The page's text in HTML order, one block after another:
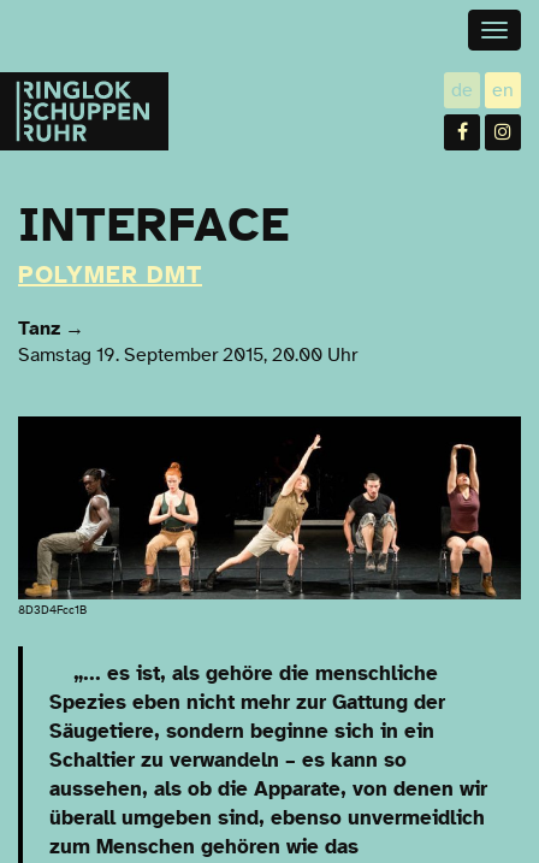
Ringlokschuppen
Ruhr
de utsch
en
INTERFACE
POLYMER DMT
Tanz →
Samstag 19. September 2015, 20.00 Uhr
8D3D4Fcc1B
„... es ist, als gehöre die menschliche
Spezies eben nicht mehr zur Gattung der
Säugetiere, sondern beginne sich in ein
Schaltier zu verwandeln – es kann so
aussehen, als ob die Apparate, von denen wir
überall umgeben sind, ebenso unvermeidlich
zum Menschen gehören wie das